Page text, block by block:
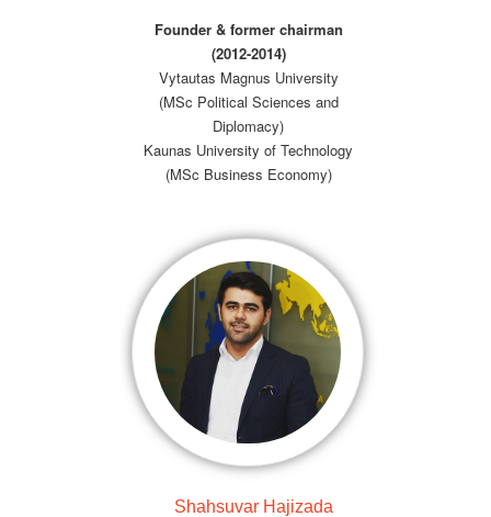
Founder & former chairman
(2012-2014)
Vytautas Magnus University
(MSc Political Sciences and
Diplomacy)
Kaunas University of Technology
(MSc Business Economy)
Shahsuvar Hajizada